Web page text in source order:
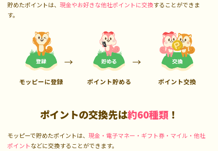
貯めたポイントは、 現金やお好きな他社ポイントに交換することができま
す。
モッピーに登録 ポイント貯める ポイント交換
ポイントの交換先は約60種類 ！
モッピーで貯めたポイントは、 現金・電子マネー・ギフト券・マイル・他社
ポイントなどに交換することができます。